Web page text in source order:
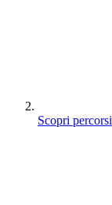
Scopri percorsi